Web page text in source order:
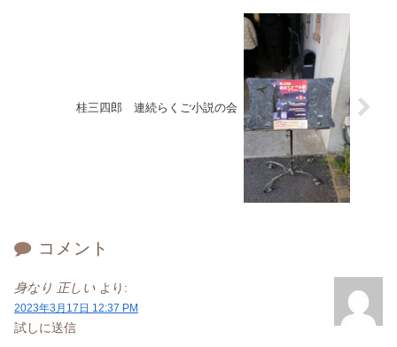
桂三四郎 連続らくご小説の会
コメント
身なり 正しい より:
2023年3月17日 12:37 PM
試しに送信